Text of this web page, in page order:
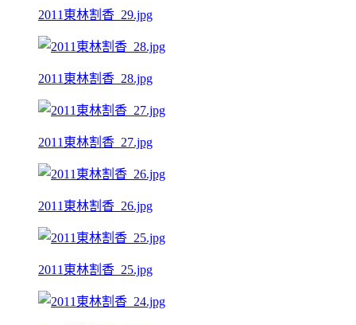
2011東林割香_29.jpg
2011東林割香_28.jpg
2011東林割香_27.jpg
2011東林割香_26.jpg
2011東林割香_25.jpg